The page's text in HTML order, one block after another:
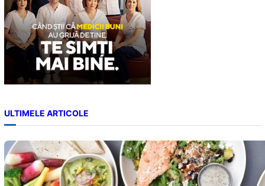
ULTIMELE ARTICOLE